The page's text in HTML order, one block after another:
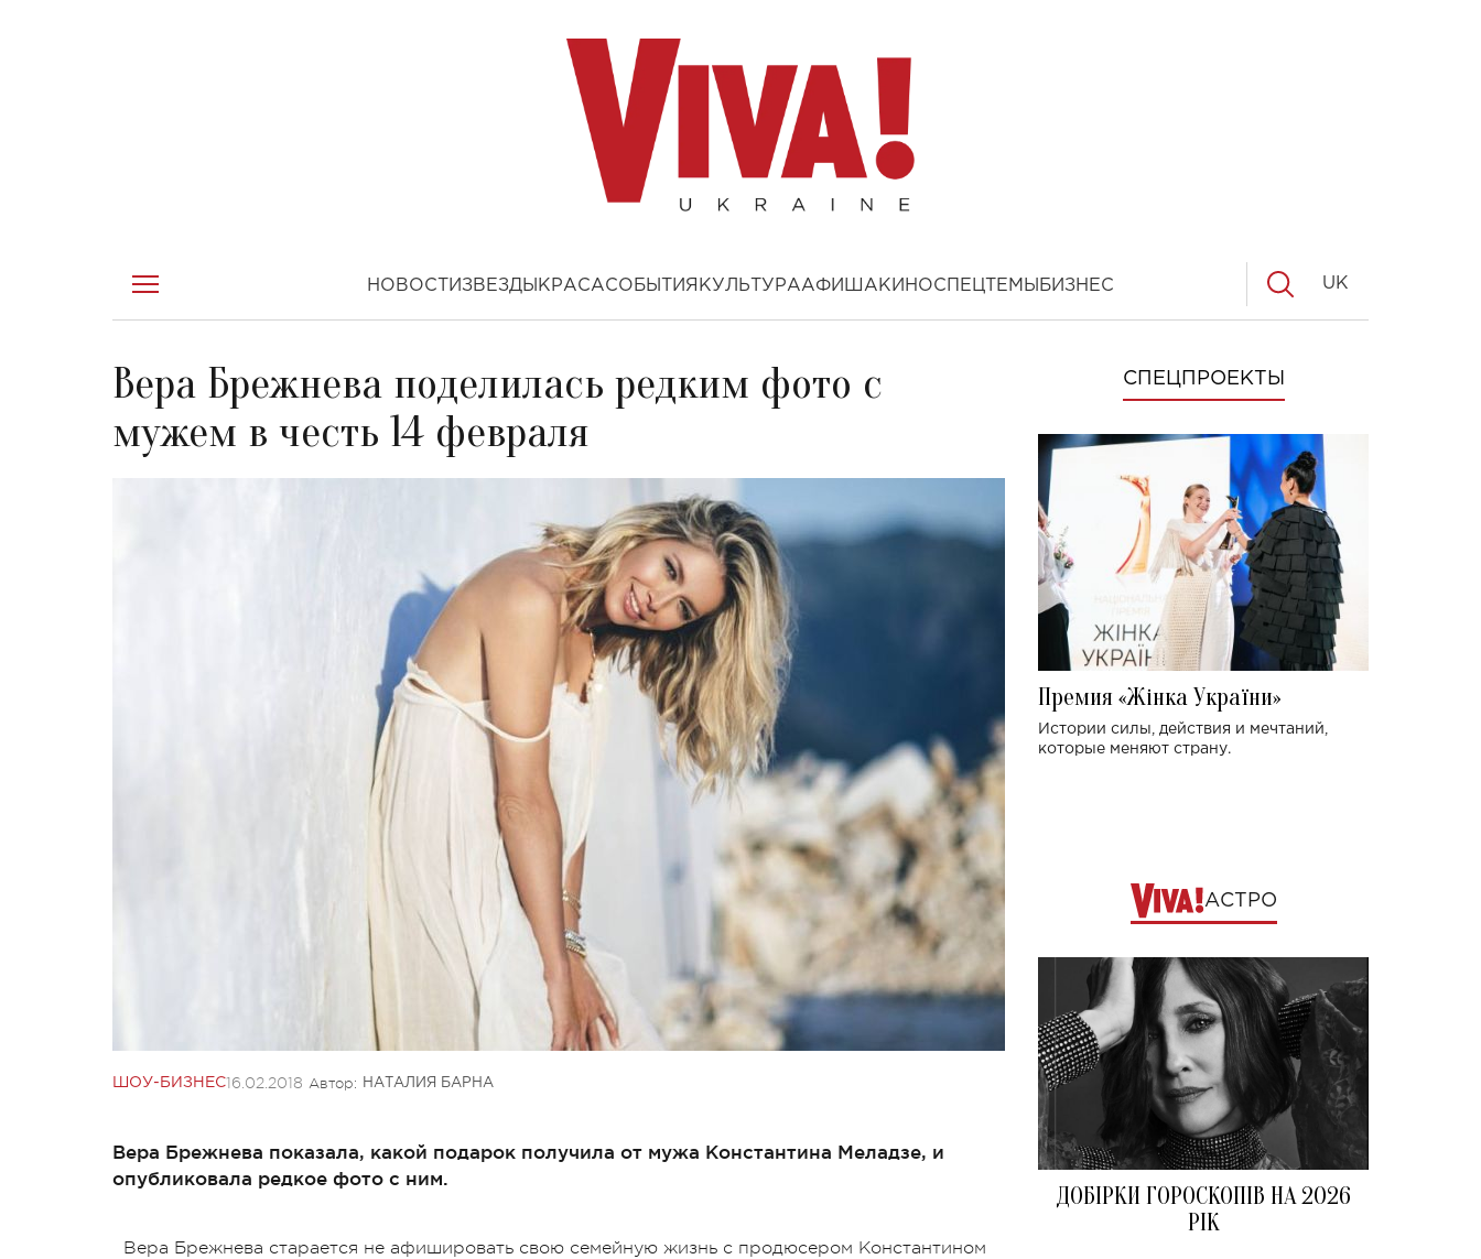
НОВОСТИ ЗВЕЗДЫ КРАСАСОБЫТИЯ КУЛЬТУРААФИША КИНОСПЕЦТЕМЫ БИЗНЕС UK
Вера Брежнева поделилась редким фото с
мужем в честь 14 февраля
ШОУ-БИЗНЕС16.02.2018 Автор: НАТАЛИЯ БАРНА
Вера Брежнева показала, какой подарок получила от мужа Константина Меладзе, и
опубликовала редкое фото с ним.
Вера Брежнева старается не афишировать свою семейную жизнь с продюсером Константином
СПЕЦПРОЕКТЫ
Премия «Жінка України»
Истории силы, действия и мечтаний,
которые меняют страну.
АСТРО
ДОБІРКИ ГОРОСКОПІВ НА 2026
РІК